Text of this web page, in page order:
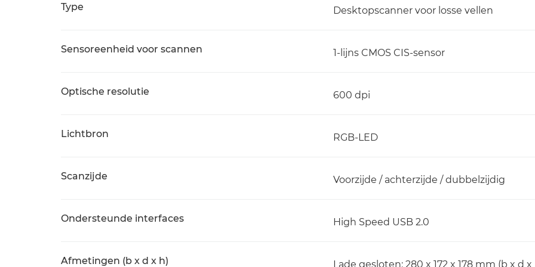
Type Desktopscanner voor losse vellen
Sensoreenheid voor scannen 1-lijns CMOS CIS-sensor
Optische resolutie 600 dpi
Lichtbron RGB-LED
Scanzijde Voorzijde / achterzijde / dubbelzijdig
Ondersteunde interfaces High Speed USB 2.0
Afmetingen (b x d x h) Lade gesloten: 280 x 172 x 178 mm (b x d x